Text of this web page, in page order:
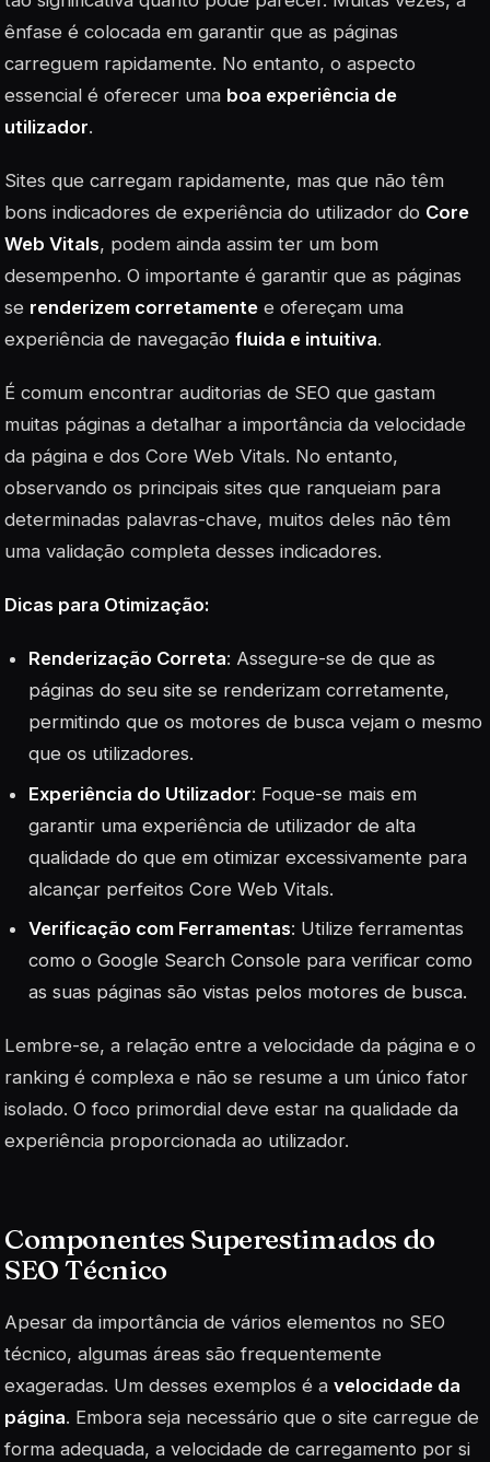
ênfase é colocada em garantir que as páginas
carreguem rapidamente. No entanto, o aspecto
essencial é oferecer uma boa experiência de
utilizador.
Sites que carregam rapidamente, mas que não têm
bons indicadores de experiência do utilizador do Core
Web Vitals, podem ainda assim ter um bom
desempenho. O importante é garantir que as páginas
se renderizem corretamente e ofereçam uma
experiência de navegação fluida e intuitiva.
É comum encontrar auditorias de SEO que gastam
muitas páginas a detalhar a importância da velocidade
da página e dos Core Web Vitals. No entanto,
observando os principais sites que ranqueiam para
determinadas palavras-chave, muitos deles não têm
uma validação completa desses indicadores.
Dicas para Otimização:
Renderização Correta: Assegure-se de que as
páginas do seu site se renderizam corretamente,
permitindo que os motores de busca vejam o mesmo
que os utilizadores.
Experiência do Utilizador: Foque-se mais em
garantir uma experiência de utilizador de alta
qualidade do que em otimizar excessivamente para
alcançar perfeitos Core Web Vitals.
Verificação com Ferramentas: Utilize ferramentas
como o Google Search Console para verificar como
as suas páginas são vistas pelos motores de busca.
Lembre-se, a relação entre a velocidade da página e o
ranking é complexa e não se resume a um único fator
isolado. O foco primordial deve estar na qualidade da
experiência proporcionada ao utilizador.
Componentes Superestimados do
SEO Técnico
Apesar da importância de vários elementos no SEO
técnico, algumas áreas são frequentemente
exageradas. Um desses exemplos é a velocidade da
página. Embora seja necessário que o site carregue de
forma adequada, a velocidade de carregamento por si